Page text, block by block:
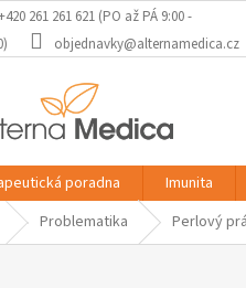
261 261 621 (PO až PÁ 9:00 -
objednavky@alternamedica.cz
poradna Imunita
Domů Problematika Perlový